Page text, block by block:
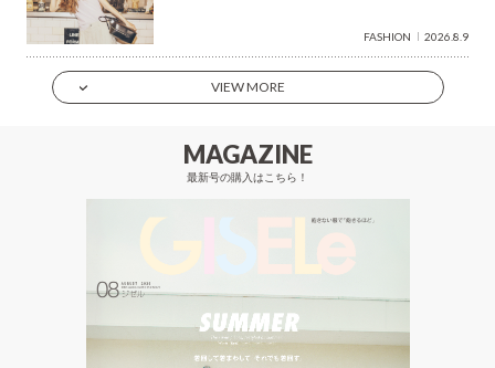
FASHION 2026.8.9
VIEW MORE
MAGAZINE
最新号の購入はこちら！